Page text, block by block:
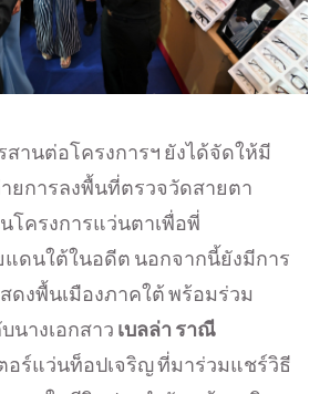
สานต่อโครงการฯ ยังได้จัดให้มี
ยการลงพื้นที่ตรวจวัดสายตา
โครงการแว่นตาเพื่อพี่
แดนใต้ในอดีต นอกจากนี้ยังมีการ
ดงพื้นเมืองภาคใต้ พร้อมร่วม
างเอกสาว เบลล่า ราณี
อร์แว่นท็อปเจริญ ที่มาร่วมแชร์วิธี